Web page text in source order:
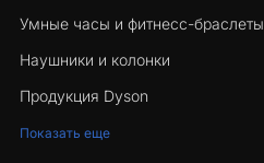
Умные часы и фитнесс-браслеты
Наушники и колонки
Продукция Dyson
Показать еще